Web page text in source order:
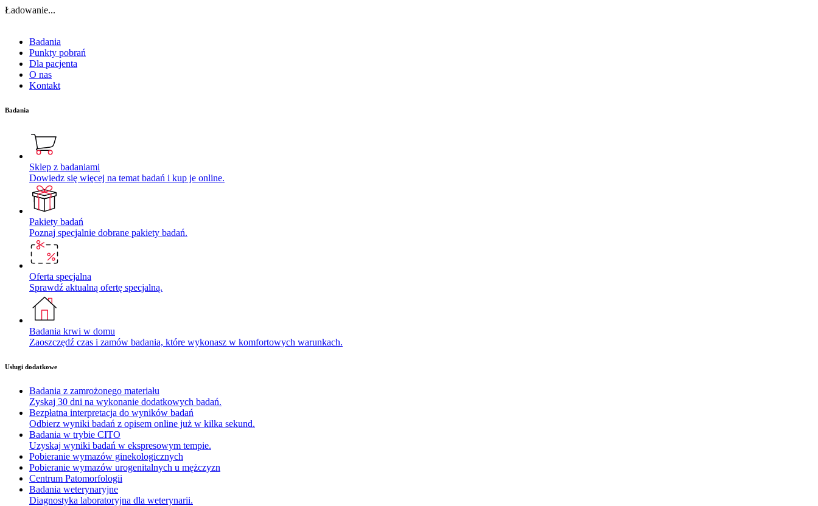
Ładowanie...
Badania
Punkty pobrań
Dla pacjenta
O nas
Kontakt
Badania
Sklep z badaniami
Dowiedz się więcej na temat badań i kup je online.
Pakiety badań
Poznaj specjalnie dobrane pakiety badań.
Oferta specjalna
Sprawdź aktualną ofertę specjalną.
Badania krwi w domu
Zaoszczędź czas i zamów badania, które wykonasz w komfortowych warunkach.
Usługi dodatkowe
Badania z zamrożonego materiału
Zyskaj 30 dni na wykonanie dodatkowych badań.
Bezpłatna interpretacja do wyników badań
Odbierz wyniki badań z opisem online już w kilka sekund.
Badania w trybie CITO
Uzyskaj wyniki badań w ekspresowym tempie.
Pobieranie wymazów ginekologicznych
Pobieranie wymazów urogenitalnych u mężczyzn
Centrum Patomorfologii
Badania weterynaryjne
Diagnostyka laboratoryjna dla weterynarii.